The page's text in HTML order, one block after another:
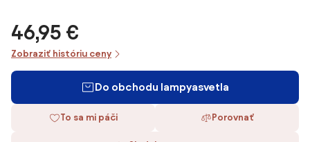
46,95 €
Zobraziť históriu ceny
Do obchodu lampyasvetla
To sa mi páči Porovnať